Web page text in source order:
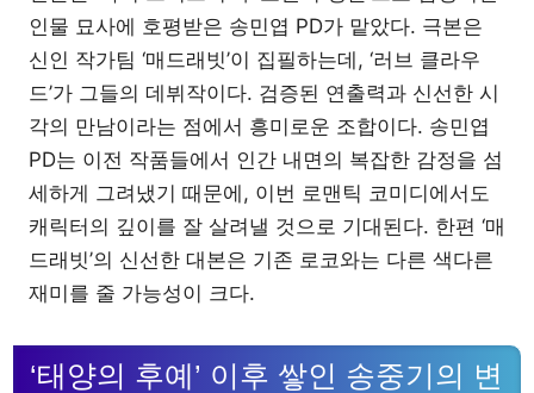
인물 묘사에 호평받은 송민엽 PD가 맡았다. 극본은
신인 작가팀 ‘매드래빗’이 집필하는데, ‘러브 클라우
드’가 그들의 데뷔작이다. 검증된 연출력과 신선한 시
각의 만남이라는 점에서 흥미로운 조합이다. 송민엽
PD는 이전 작품들에서 인간 내면의 복잡한 감정을 섬
세하게 그려냈기 때문에, 이번 로맨틱 코미디에서도
캐릭터의 깊이를 잘 살려낼 것으로 기대된다. 한편 ‘매
드래빗’의 신선한 대본은 기존 로코와는 다른 색다른
재미를 줄 가능성이 크다.
‘태양의 후예’ 이후 쌓인 송중기의 변